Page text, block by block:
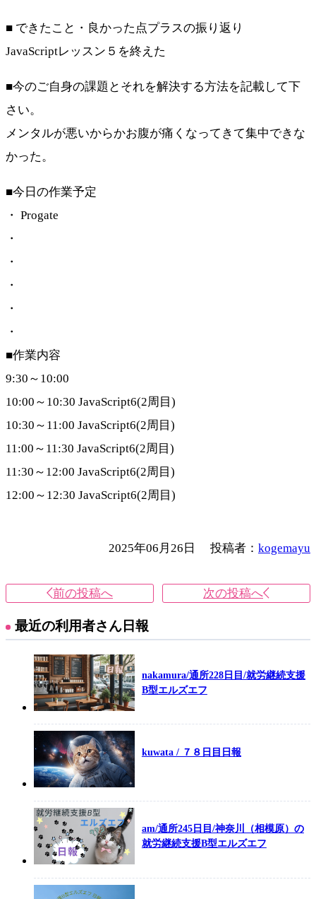
■ できたこと・良かった点プラスの振り返り
JavaScriptレッスン５を終えた
■今のご自身の課題とそれを解決する方法を記載して下
さい。
メンタルが悪いからかお腹が痛くなってきて集中できな
かった。
■今日の作業予定
・ Progate
・
・
・
・
・
■作業内容
9:30～10:00
10:00～10:30 JavaScript6(2周目)
10:30～11:00 JavaScript6(2周目)
11:00～11:30 JavaScript6(2周目)
11:30～12:00 JavaScript6(2周目)
12:00～12:30 JavaScript6(2周目)
2025年06月26日 投稿者： kogemayu
前の投稿へ 次の投稿へ
最近の利用者さん日報
nakamura/通所228日目/就労継続支援
B型エルズエフ
kuwata / ７８日目日報
am/通所245日目/神奈川（相模原）の
就労継続支援B型エルズエフ